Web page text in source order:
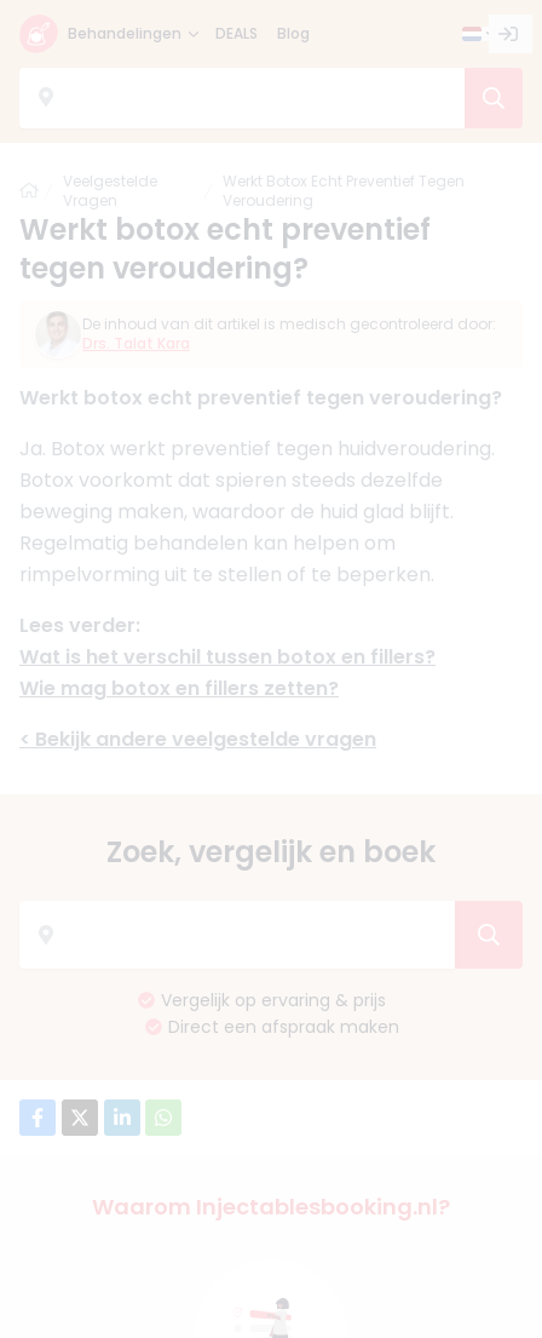
Behandelingen DEALS Blog
Home
Veelgestelde
Vragen
Werkt Botox Echt Preventief Tegen
Veroudering
Werkt botox echt preventief
tegen veroudering?
De inhoud van dit artikel is medisch gecontroleerd door:
Drs. Talat Kara
Werkt botox echt preventief tegen veroudering?
Ja. Botox werkt preventief tegen huidveroudering.
Botox voorkomt dat spieren steeds dezelfde
beweging maken, waardoor de huid glad blijft.
Regelmatig behandelen kan helpen om
rimpelvorming uit te stellen of te beperken.
Lees verder:
Wat is het verschil tussen botox en fillers?
Wie mag botox en fillers zetten?
< Bekijk andere veelgestelde vragen
Zoek, vergelijk en boek
Vergelijk op ervaring & prijs
Direct een afspraak maken
Waarom Injectablesbooking.nl?